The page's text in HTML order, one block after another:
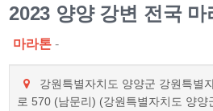
2023 양양 강변 전국 마
마라톤 -
강원특별자치도 양양군 강원특별
로 570 (남문리) (강원특별자치도 양